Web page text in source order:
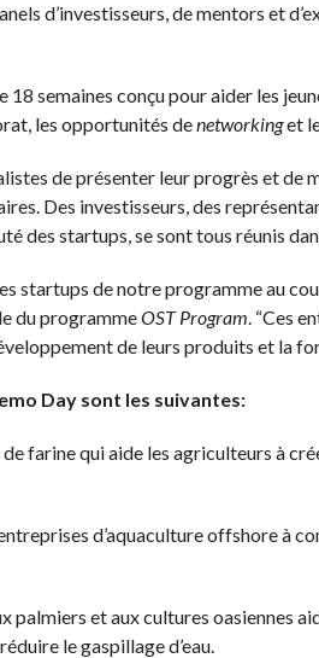
d’investisseurs, de mentors et
18 semaines conçu pour aider les
les opportunités denetworkinget
de présenter leur progrès et de
Des investisseurs, des
des startups, se sont tous réunis
startups de notre programme au
du programmeOST Program. “Ces
de leurs produits et la
Day sont les suivantes:
de farine qui aide les agriculteurs à
d’aquaculture offshore à
palmiers et aux cultures oasiennes
le gaspillage d’eau.